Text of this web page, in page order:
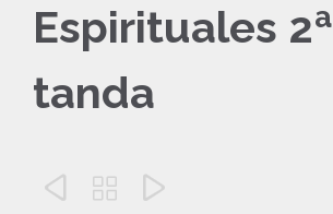
Espirituales 2ª
tanda
  